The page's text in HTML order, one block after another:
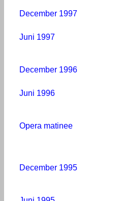
December 1997
Juni 1997
December 1996
Juni 1996
Opera matinee
December 1995